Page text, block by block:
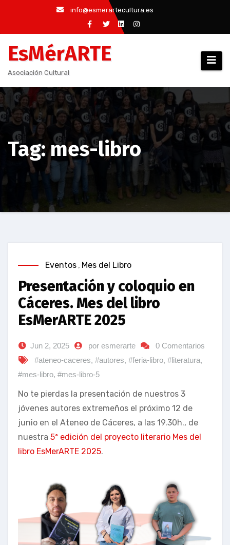
contenido
info@esmerartecultura.es
EsMérARTE
Asociación Cultural
Tag: mes-libro
Eventos , Mes del Libro
Presentación y coloquio en
Cáceres. Mes del libro
EsMerARTE 2025
Jun 2, 2025 por esmerarte
0 Comentarios
#ateneo-caceres, #autores, #feria-libro, #literatura,
#mes-libro, #mes-libro-5
No te pierdas la presentación de nuestros 3
jóvenes autores extremeños el próximo 12 de
junio en el Ateneo de Cáceres, a las 19.30h., de
nuestra 5ª edición del proyecto literario Mes del
libro EsMerARTE 2025.